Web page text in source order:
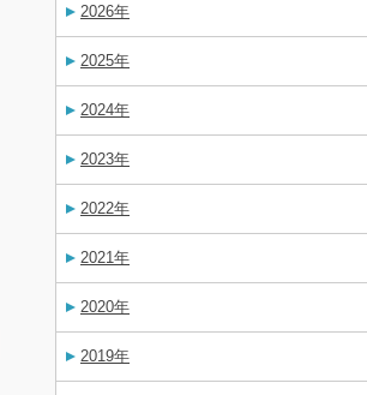
2026年
2025年
2024年
2023年
2022年
2021年
2020年
2019年